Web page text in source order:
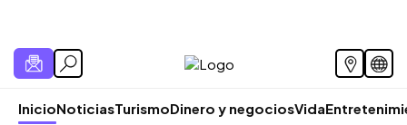
InicioNoticiasTurismoDinero y negociosVida